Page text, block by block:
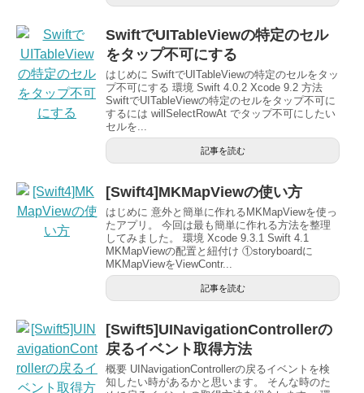
SwiftでUITableViewの特定のセル
をタップ不可にする
はじめに SwiftでUITableViewの特定のセルをタッ
プ不可にする 環境 Swift 4.0.2 Xcode 9.2 方法
SwiftでUITableViewの特定のセルをタップ不可に
するには willSelectRowAt でタップ不可にしたい
セルを...
記事を読む
[Swift4]MKMapViewの使い方
はじめに 意外と簡単に作れるMKMapViewを使っ
たアプリ。 今回は最も簡単に作れる方法を整理
してみました。 環境 Xcode 9.3.1 Swift 4.1
MKMapViewの配置と紐付け ①storyboardに
MKMapViewをViewContr...
記事を読む
[Swift5]UINavigationControllerの
戻るイベント取得方法
概要 UINavigationControllerの戻るイベントを検
知したい時があるかと思います。 そんな時のた